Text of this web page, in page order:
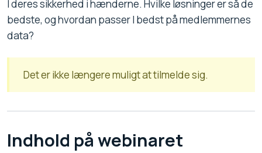
I deres sikkerhed i hænderne. Hvilke løsninger er så de
bedste, og hvordan passer I bedst på medlemmernes
data?
Det er ikke længere muligt at tilmelde sig.
Indhold på webinaret